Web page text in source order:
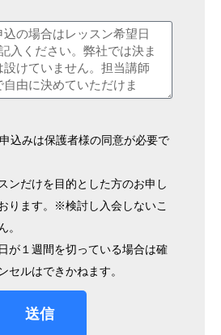
込みは保護者様の同意が必要で
ンだけを目的とした方のお申し
ります。※検討し入会しないこ
。
が１週間を切っている場合は確
セルはできかねます。
送信